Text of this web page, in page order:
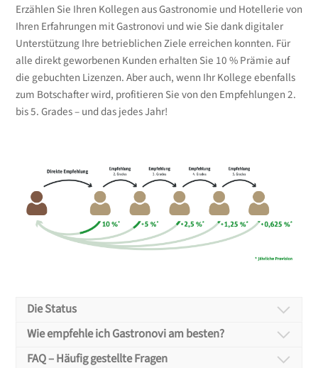
Erzählen Sie Ihren Kollegen aus Gastronomie und Hotellerie von
Ihren Erfahrungen mit Gastronovi und wie Sie dank digitaler
Unterstützung Ihre betrieblichen Ziele erreichen konnten. Für
alle direkt geworbenen Kunden erhalten Sie 10 % Prämie auf
die gebuchten Lizenzen. Aber auch, wenn Ihr Kollege ebenfalls
zum Botschafter wird, profitieren Sie von den Empfehlungen 2.
bis 5. Grades – und das jedes Jahr!
Die Status
Die Status
Wie empfehle ich Gastronovi am besten?
FAQ – Häufig gestellte Fragen